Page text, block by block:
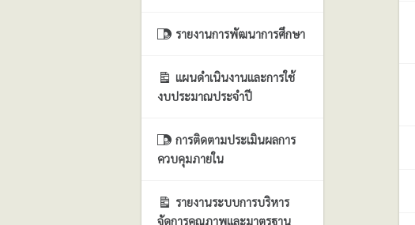
รายงานการพัฒนาการศึกษา
แผนดำเนินงานและการใช้
งบประมาณประจำปี
การติดตามประเมินผลการ
ควบคุมภายใน
รายงานระบบการบริหาร
จัดการคุณภาพและมาตรฐาน